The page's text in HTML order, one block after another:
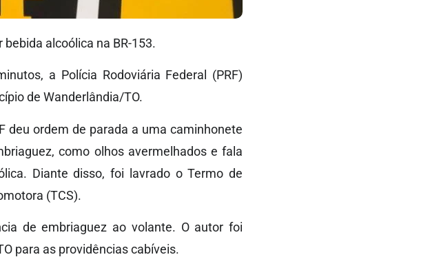
alcoólica na BR-153.
a Polícia Rodoviária Federal (PRF)
de Wanderlândia/TO.
deu ordem de parada a uma caminhonete
como olhos avermelhados e fala
Diante disso, foi lavrado o Termo de
(TCS).
de embriaguez ao volante. O autor foi
para as providências cabíveis.